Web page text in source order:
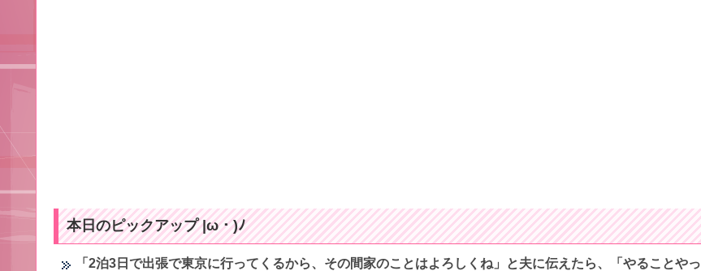
本日のピックアップ |ω・)ﾉ
「2泊3日で出張で東京に行ってくるから、その間家のことはよろしくね」と夫に伝えたら、「やることやっ